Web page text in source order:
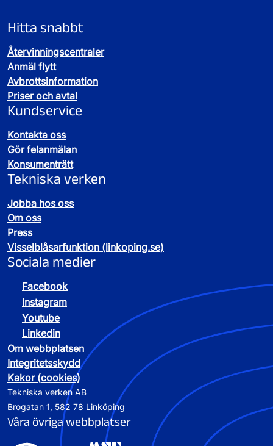
Hitta snabbt
Återvinningscentraler
Anmäl flytt
Avbrottsinformation
Priser och avtal
Kundservice
Kontakta oss
Gör felanmälan
Konsumenträtt
Tekniska verken
Jobba hos oss
Om oss
Press
Visselblåsarfunktion (linkoping.se)
Sociala medier
Facebook
Instagram
Youtube
Linkedin
Om webbplatsen
Integritetsskydd
Kakor (cookies)
Tekniska verken AB
Brogatan 1, 582 78 Linköping
Våra övriga webbplatser